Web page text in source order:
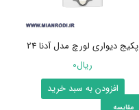
پکیج دیواری لورچ مدل آدنا 24
ریال0
افزودن به سبد خرید
مقایسه